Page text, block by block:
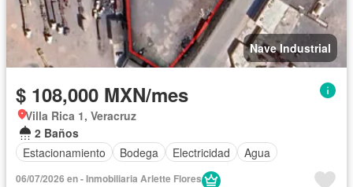
Nave Industrial
$ 108,000 MXN/mes
Villa Rica 1, Veracruz
2 Baños
Estacionamiento
Bodega Electricidad Agua
06/07/2026 en - Inmobiliaria Arlette Flores